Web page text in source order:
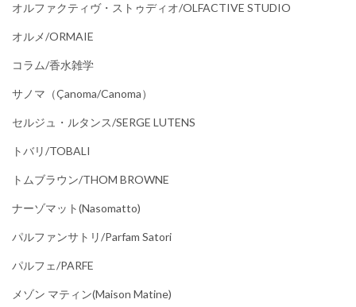
オルファクティヴ・ストゥディオ/OLFACTIVE STUDIO
オルメ/ORMAIE
コラム/香水雑学
サノマ（çanoma/canoma）
セルジュ・ルタンス/SERGE LUTENS
トバリ/TOBALI
トムブラウン/THOM BROWNE
ナーゾマット(Nasomatto)
パルファンサトリ/parfam Satori
パルフェ/PARFE
メゾン マティン(Maison Matine)